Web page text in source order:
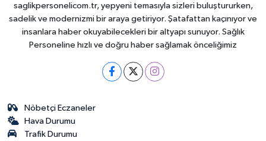
saglikpersonelicom.tr, yepyeni temasıyla sizleri buluştururken,
sadelik ve modernizmi bir araya getiriyor. Şatafattan kaçınıyor ve
insanlara haber okuyabilecekleri bir altyapı sunuyor. Sağlık
Personeline hızlı ve doğru haber sağlamak önceliğimiz
Nöbetçi Eczaneler
Hava Durumu
Trafik Durumu